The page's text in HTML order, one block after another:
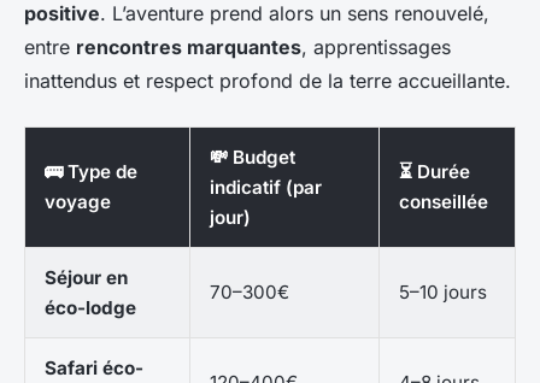
positive. L’aventure prend alors un sens renouvelé,
entre rencontres marquantes, apprentissages
inattendus et respect profond de la terre accueillante.
🚌 Type de
voyage
💸 Budget
indicatif (par
jour)
⏳ Durée
conseillée
Séjour en
éco-lodge
70–300€ 5–10 jours
Safari éco-